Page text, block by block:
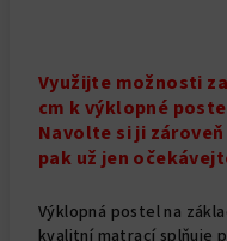
Využijte možnosti
cm k výklopné
Navolte si ji
pak už jen
Výklopná postel na
kvalitní matrací splňuje